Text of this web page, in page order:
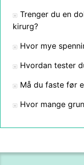
Trenger du en
kirurg?
Hvor mye
Hvordan tester
Må du faste før
Hvor mange